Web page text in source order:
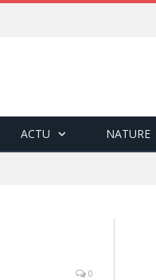
ACTU NATURE
0